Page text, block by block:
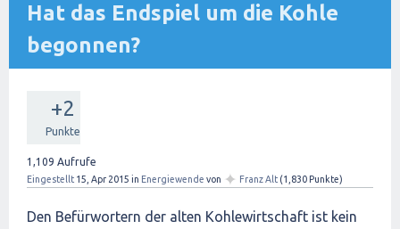
Hat das Endspiel um die Kohle
begonnen?
+2
Punkte
1,109 Aufrufe
Eingestellt 15, Apr 2015 in Energiewende von ✦ Franz Alt (1,830 Punkte)
Den Befürwortern der alten Kohlewirtschaft ist kein